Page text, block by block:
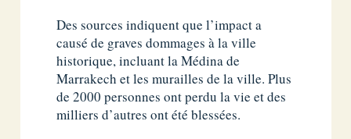
Des sources indiquent que l’impact a
causé de graves dommages à la ville
historique, incluant la Médina de
Marrakech et les murailles de la ville. Plus
de 2000 personnes ont perdu la vie et des
milliers d’autres ont été blessées.